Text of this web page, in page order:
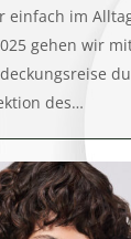
einfach im
gehen wir mit
des…